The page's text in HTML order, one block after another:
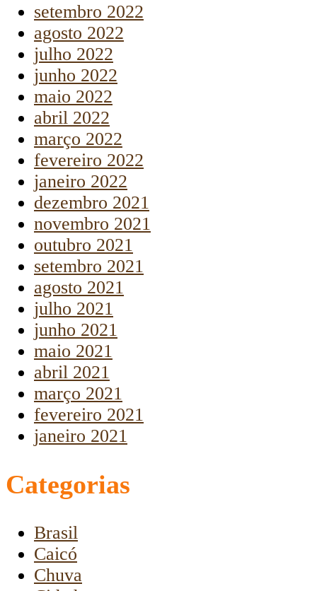
setembro 2022
agosto 2022
julho 2022
junho 2022
maio 2022
abril 2022
março 2022
fevereiro 2022
janeiro 2022
dezembro 2021
novembro 2021
outubro 2021
setembro 2021
agosto 2021
julho 2021
junho 2021
maio 2021
abril 2021
março 2021
fevereiro 2021
janeiro 2021
Categorias
Brasil
Caicó
Chuva